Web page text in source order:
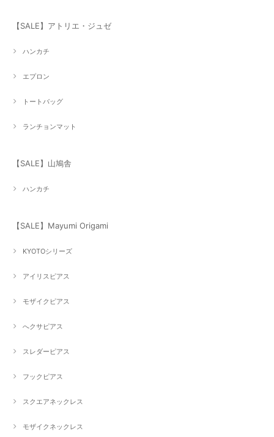
【SALE】アトリエ・ジュゼ
ハンカチ
エプロン
トートバッグ
ランチョンマット
【SALE】山鳩舎
ハンカチ
【SALE】Mayumi Origami
KYOTOシリーズ
アイリスピアス
モザイクピアス
へクサピアス
スレダーピアス
フックピアス
スクエアネックレス
モザイクネックレス